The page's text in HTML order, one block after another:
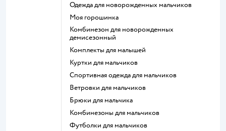
Одежда для новорожденных мальчиков
Моя горошинка
Комбинезон для новорожденных
демисезонный
Комплекты для малышей
Куртки для мальчиков
Спортивная одежда для мальчиков
Ветровки для мальчиков
Брюки для мальчика
Комбинезоны для мальчиков
Футболки для мальчиков